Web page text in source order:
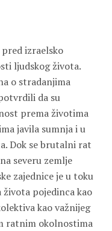
izraelsko
ljudskog života.
o stradanjima
da su
prema životima
javila sumnja i u
Dok se brutalni rat
severu zemlje
zajednice je u toku
pojedinca kao
kao važnijeg
ratnim okolnostima